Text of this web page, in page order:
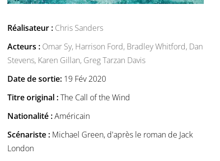
Réalisateur : Chris Sanders
Acteurs : Omar Sy, Harrison Ford, Bradley Whitford, Dan
Stevens, Karen Gillan, Greg Tarzan Davis
Date de sortie: 19 Fév 2020
Titre original :The Call of the Wind
Nationalité :Américain
Scénariste : Michael Green, d'après le roman de Jack
London